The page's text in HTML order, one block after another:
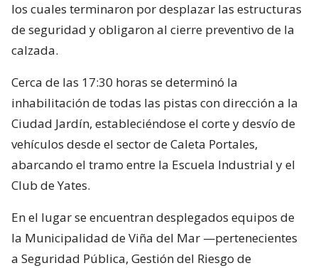
los cuales terminaron por desplazar las estructuras
de seguridad y obligaron al cierre preventivo de la
calzada.
Cerca de las 17:30 horas se determinó la
inhabilitación de todas las pistas con dirección a la
Ciudad Jardín, estableciéndose el corte y desvío de
vehículos desde el sector de Caleta Portales,
abarcando el tramo entre la Escuela Industrial y el
Club de Yates.
En el lugar se encuentran desplegados equipos de
la Municipalidad de Viña del Mar —pertenecientes
a Seguridad Pública, Gestión del Riesgo de